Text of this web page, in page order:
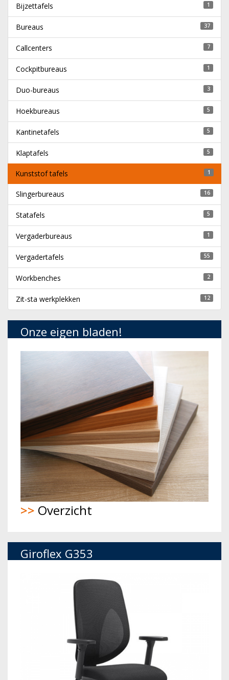
Bijzettafels 1
Bureaus 37
Callcenters 7
Cockpitbureaus 1
Duo-bureaus 3
Hoekbureaus 5
Kantinetafels 5
Klaptafels 5
Kunststof tafels 1
Slingerbureaus 16
Statafels 5
Vergaderbureaus 1
Vergadertafels 55
Workbenches 2
Zit-sta werkplekken 12
Onze eigen bladen!
>> Overzicht
Giroflex G353